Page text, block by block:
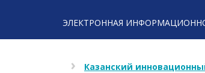
ЭЛЕКТРОННАЯ
Казанский